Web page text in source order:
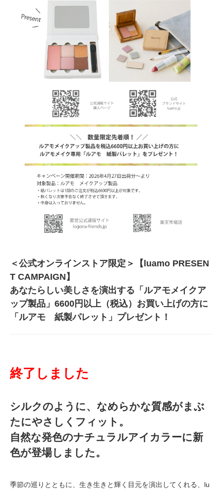
＜公式オンラインストア限定＞【luamo PRESEN
T CAMPAIGN】
あなたらしい美しさを演出する「ルアモメイクア
ップ製品」6600円以上（税込）お買い上げの方に
「ルアモ 紙製パレット」プレゼント！
終了しました
シルクのように、なめらかな質感がまぶ
たにやさしくフィット。
自然な発色のナチュラルアイカラーに新
色が登場しました。
季節の巡りとともに、生き生きと輝く目元を演出してくれる、lu